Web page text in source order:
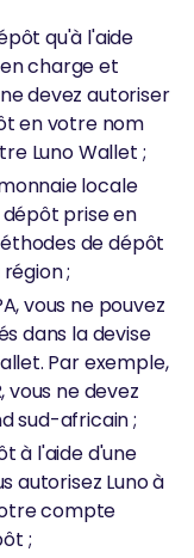
qu'à l'aide
charge et
devez autoriser
en votre nom
Luno Wallet ;
locale
prise en
de dépôt
;
vous ne pouvez
dans la devise
Par exemple,
vous ne devez
sud-africain ;
à l'aide d'une
autorisez Luno à
compte
;